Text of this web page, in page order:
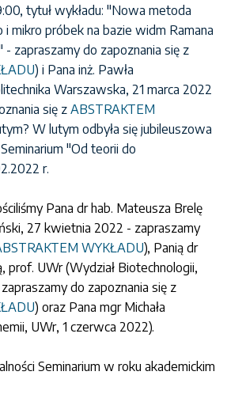
tytuł wykładu: "Nowa metoda
i mikro próbek na bazie widm Ramana
zapraszamy do zapoznania się z
) i Pana inż. Pawła
Warszawska, 21 marca 2022
się z ABSTRAKTEM
W lutym odbyła się jubileuszowa
"Od teorii do
r.
Pana dr hab. Mateusza Brelę
27 kwietnia 2022 - zapraszamy
WYKŁADU), Panią dr
prof. UWr (Wydział Biotechnologii,
do zapoznania się z
) oraz Pana mgr Michała
UWr, 1 czerwca 2022).
Seminarium w roku akademickim